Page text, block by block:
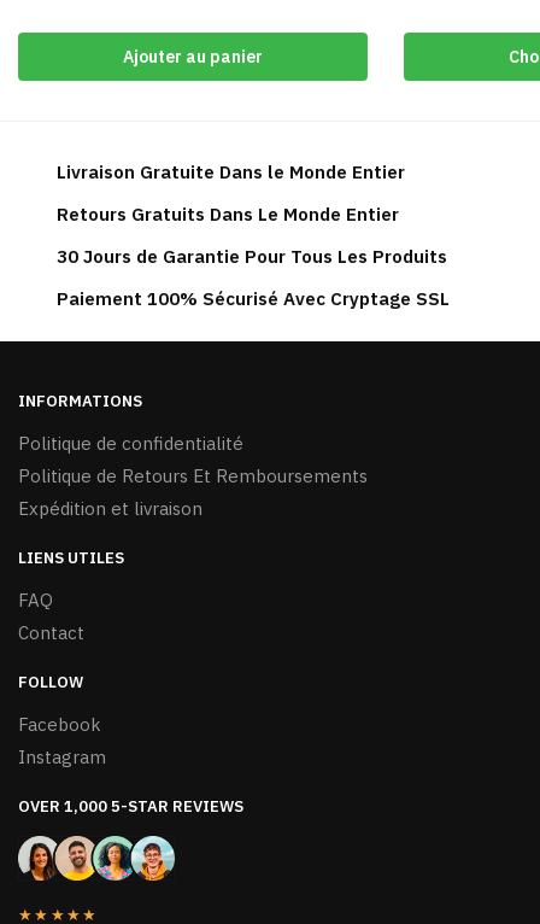
Ajouter au panier
Livraison Gratuite Dans le Monde Entier
Retours Gratuits Dans Le Monde Entier
30 Jours de Garantie Pour Tous Les Produits
Paiement 100% Sécurisé Avec Cryptage SSL
INFORMATIONS
Politique de confidentialité
Politique de Retours Et Remboursements
Expédition et livraison
LIENS UTILES
FAQ
Contact
FOLLOW
Facebook
Instagram
OVER 1,000 5-STAR REVIEWS
★★★★★